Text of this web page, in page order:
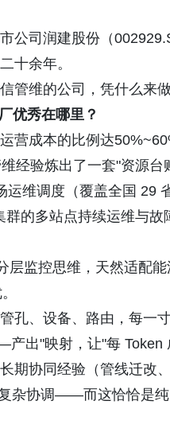
公司润建股份（
十余年。
管维的公司，凭什么来
优秀在哪里？
营成本的比例达
经验炼出了一套"资源
运维调度（覆盖全国 29
的多站点持续运维与
监控思维，天然适配
孔、设备、路由，每一
出"映射，让"每 Token
期协同经验（管线迁
杂协调——而这恰恰是